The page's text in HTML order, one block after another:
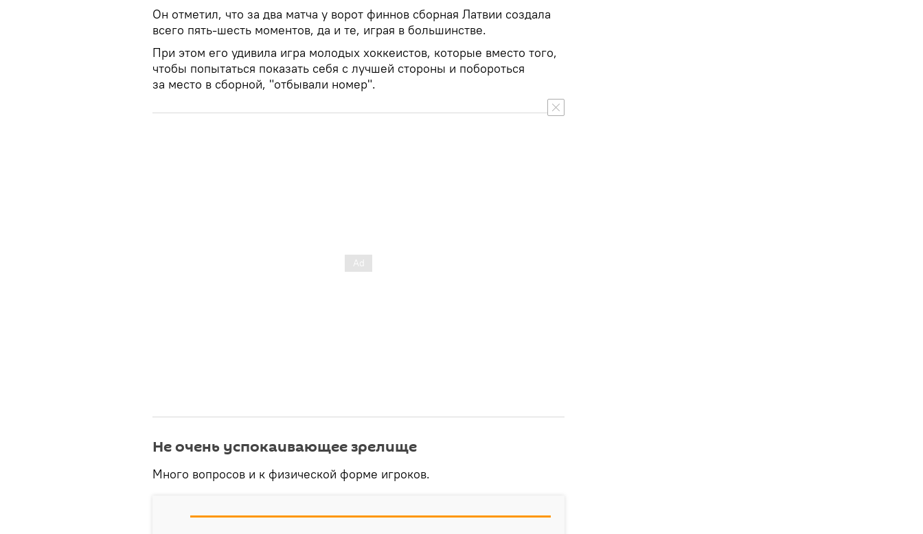
Он отметил, что за два матча у ворот финнов сборная Латвии создала
всего пять-шесть моментов, да и те, играя в большинстве.
При этом его удивила игра молодых хоккеистов, которые вместо того,
чтобы попытаться показать себя с лучшей стороны и побороться
за место в сборной, "отбывали номер".
Не очень успокаивающее зрелище
Много вопросов и к физической форме игроков.